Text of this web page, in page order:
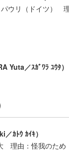
ウリ（ドイツ）
Yuta／ｽｶﾞﾜﾗ ﾕｳﾀ）
ｶﾄｳ ｶｲｷ）
理由：怪我のため